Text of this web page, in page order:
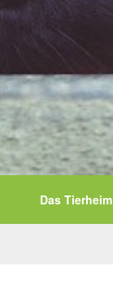
Das Tierheim